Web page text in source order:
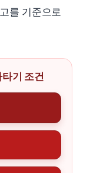
를 기준으로
기 조건